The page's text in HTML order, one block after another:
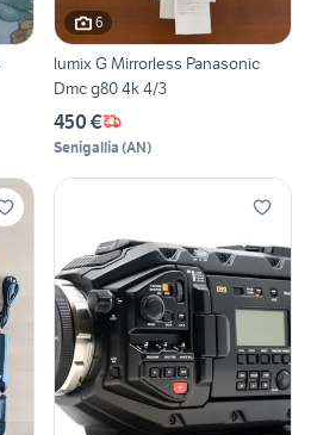
6
lumix G Mirrorless Panasonic
Dmc g80 4k 4/3
450 €
Senigallia (AN)